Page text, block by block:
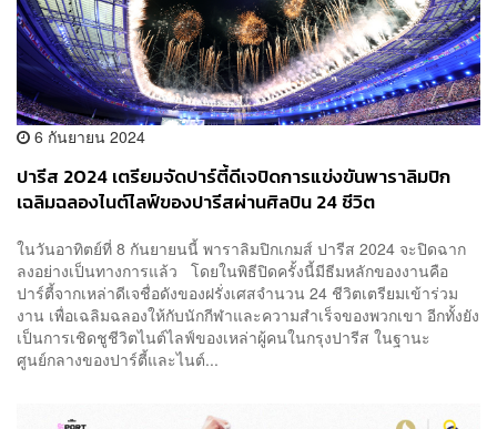
6 กันยายน 2024
ปารีส 2024 เตรียมจัดปาร์ตี้ดีเจปิดการแข่งขันพาราลิมปิก
เฉลิมฉลองไนต์ไลฟ์ของปารีสผ่านศิลปิน 24 ชีวิต
ในวันอาทิตย์ที่ 8 กันยายนนี้ พาราลิมปิกเกมส์ ปารีส 2024 จะปิดฉาก
ลงอย่างเป็นทางการแล้ว โดยในพิธีปิดครั้งนี้มีธีมหลักของงานคือ
ปาร์ตี้จากเหล่าดีเจชื่อดังของฝรั่งเศสจำนวน 24 ชีวิตเตรียมเข้าร่วม
งาน เพื่อเฉลิมฉลองให้กับนักกีฬาและความสำเร็จของพวกเขา อีกทั้งยัง
เป็นการเชิดชูชีวิตไนต์ไลฟ์ของเหล่าผู้คนในกรุงปารีส ในฐานะ
ศูนย์กลางของปาร์ตี้และไนต์...